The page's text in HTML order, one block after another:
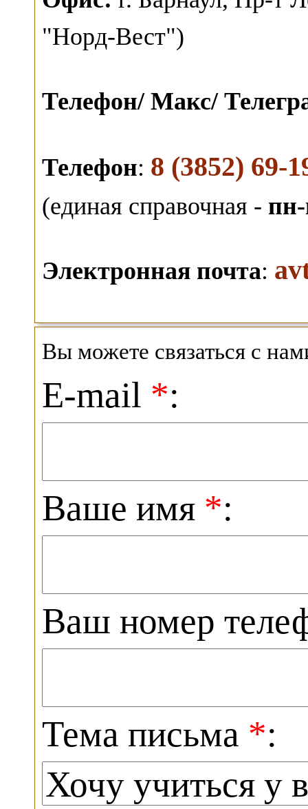
"Норд-Вест")
Телефон/ Макс/
Телефон: 8 (3852) 69-
(единая справочная -
Электронная почта:
Вы можете связаться с
E-mail *:
Ваше имя *:
Ваш номер
Тема письма *: